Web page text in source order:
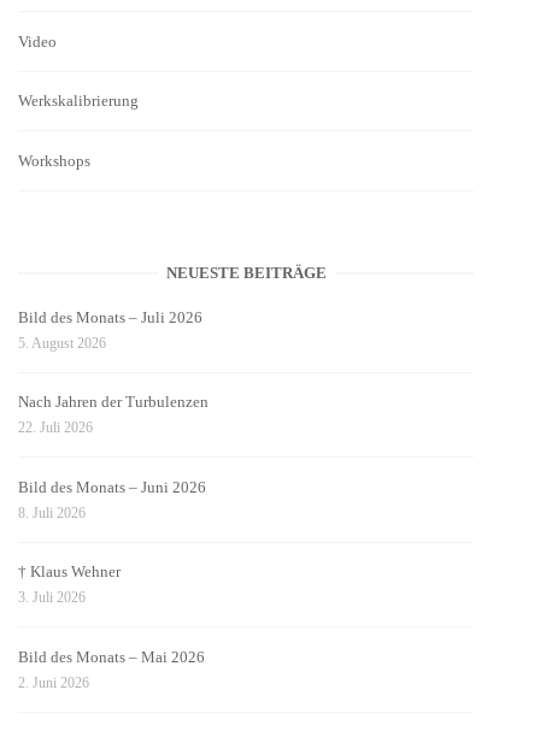
Video
Werkskalibrierung
Workshops
NEUESTE BEITRÄGE
Bild des Monats – Juli 2026
5. August 2026
Nach Jahren der Turbulenzen
22. Juli 2026
Bild des Monats – Juni 2026
8. Juli 2026
† Klaus Wehner
3. Juli 2026
Bild des Monats – Mai 2026
2. Juni 2026